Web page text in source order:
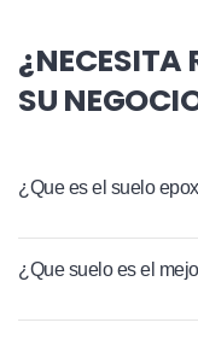
¿NECESITA
SU
¿Que es el suelo
¿Que suelo es el